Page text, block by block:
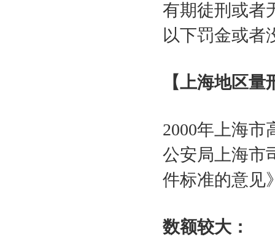
有期徒刑或者
以下罚金或者
【上海地区量
2000年上海市
公安局上海市
件标准的意见
数额较大：